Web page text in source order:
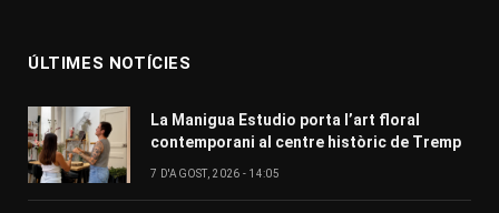
ÚLTIMES NOTÍCIES
La Manigua Estudio porta l’art floral
contemporani al centre històric de Tremp
7 D'AGOST, 2026 - 14:05